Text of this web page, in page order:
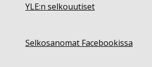
YLE:n selkouutiset
Selkosanomat Facebookissa